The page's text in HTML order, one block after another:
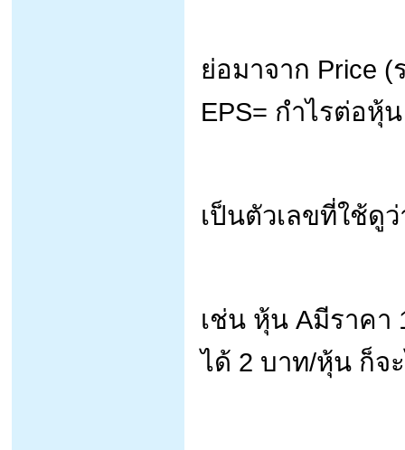
ย่อมาจาก Price (
EPS= กำไรต่อหุ้
เป็นตัวเลขที่ใช้ดู
เช่น หุ้น Aมีราคา
ได้ 2 บาท/หุ้น ก็จ